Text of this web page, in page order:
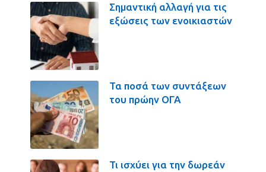
Σημαντική αλλαγή για τις
εξώσεις των ενοικιαστών
Τα ποσά των συντάξεων
του πρώην ΟΓΑ
Τι ισχύει για την δωρεάν